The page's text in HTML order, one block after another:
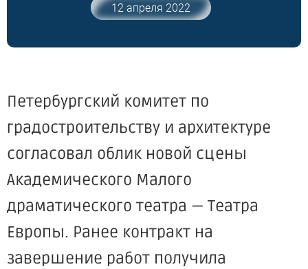
12 апреля 2022
Петербургский комитет по
градостроительству и архитектуре
согласовал облик новой сцены
Академического Малого
драматического театра — Театра
Европы. Ранее контракт на
завершение работ получила